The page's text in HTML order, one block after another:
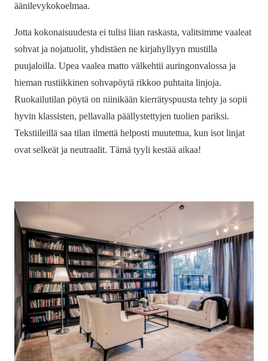
äänilevykokoelmaa.
Jotta kokonaisuudesta ei tulisi liian raskasta, valitsimme vaaleat
sohvat ja nojatuolit, yhdistäen ne kirjahyllyyn mustilla
puujaloilla. Upea vaalea matto välkehtii auringonvalossa ja
hieman rustiikkinen sohvapöytä rikkoo puhtaita linjoja.
Ruokailutilan pöytä on niinikään kierrätyspuusta tehty ja sopii
hyvin klassisten, pellavalla päällystettyjen tuolien pariksi.
Tekstiileillä saa tilan ilmettä helposti muutettua, kun isot linjat
ovat selkeät ja neutraalit. Tämä tyyli kestää aikaa!